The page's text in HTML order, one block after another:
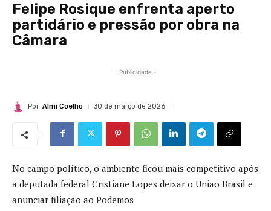
Felipe Rosique enfrenta aperto
partidário e pressão por obra na
Câmara
- Publicidade -
Por Almi Coelho 30 de março de 2026
No campo político, o ambiente ficou mais competitivo após
a deputada federal Cristiane Lopes deixar o União Brasil e
anunciar filiação ao Podemos